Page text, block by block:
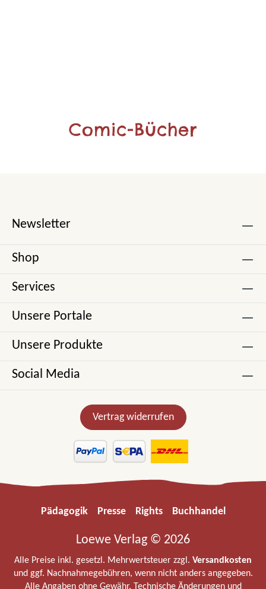
Comic-Bücher
Newsletter
Shop
Services
Unsere Portale
Unsere Produkte
Social Media
Vertrag widerrufen
Pädagogik Presse Rights Buchhandel
Loewe Verlag © 2026
Alle Preise inkl. gesetzl. Mehrwertsteuer zzgl. Versandkosten
und ggf. Nachnahmegebühren, wenn nicht anders angegeben.
Alle Angaben ohne Gewähr. Technische Änderungen und